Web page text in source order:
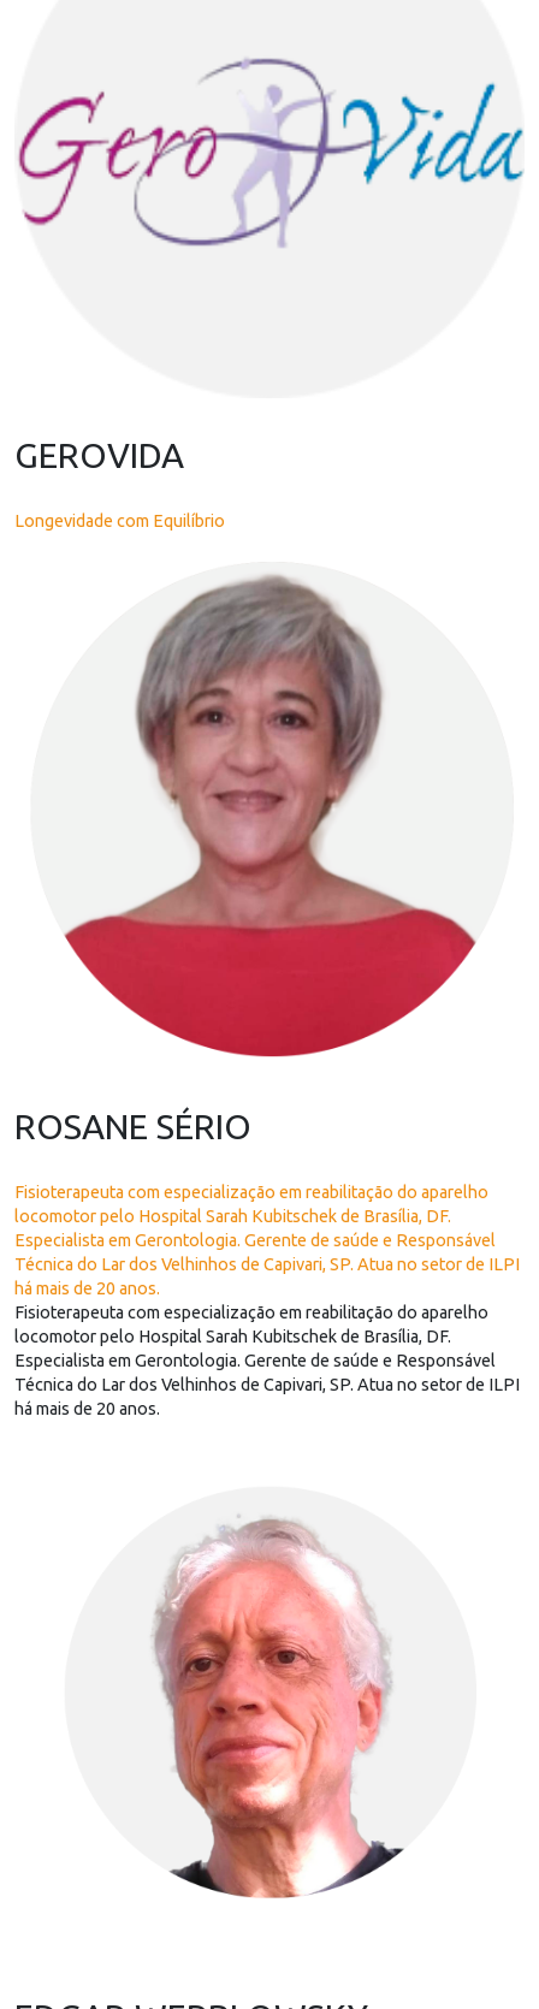
GEROVIDA
Longevidade com Equilíbrio
ROSANE SÉRIO
Fisioterapeuta com especialização em reabilitação do aparelho
locomotor pelo Hospital Sarah Kubitschek de Brasília, DF.
Especialista em Gerontologia. Gerente de saúde e Responsável
Técnica do Lar dos Velhinhos de Capivari, SP. Atua no setor de ILPI
há mais de 20 anos.
Fisioterapeuta com especialização em reabilitação do aparelho
locomotor pelo Hospital Sarah Kubitschek de Brasília, DF.
Especialista em Gerontologia. Gerente de saúde e Responsável
Técnica do Lar dos Velhinhos de Capivari, SP. Atua no setor de ILPI
há mais de 20 anos.